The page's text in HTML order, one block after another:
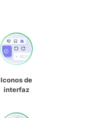
Iconos de
interfaz